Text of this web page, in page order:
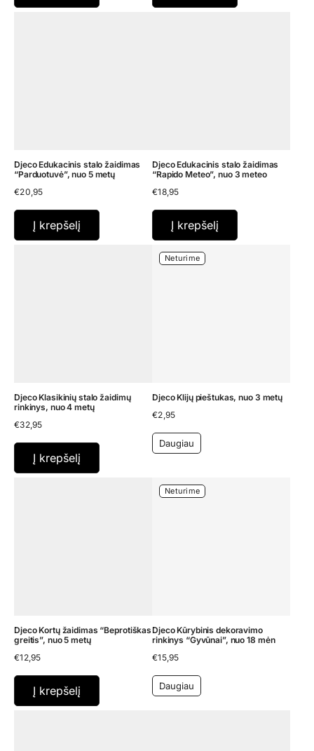
Djeco Edukacinis stalo žaidimas
“Parduotuvė”, nuo 5 metų
€20,95
Į krepšelį
Djeco Edukacinis stalo žaidimas
“Rapido Meteo”, nuo 3 meteo
€18,95
Į krepšelį
Djeco Klasikinių stalo žaidimų
rinkinys, nuo 4 metų
€32,95
Į krepšelį
Neturime
Djeco Klijų pieštukas, nuo 3 metų
€2,95
Daugiau
Djeco Kortų žaidimas “Beprotiškas
greitis”, nuo 5 metų
€12,95
Į krepšelį
Neturime
Djeco Kūrybinis dekoravimo
rinkinys “Gyvūnai”, nuo 18 mėn
€15,95
Daugiau